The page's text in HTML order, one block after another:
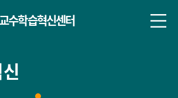
수학습혁신센터